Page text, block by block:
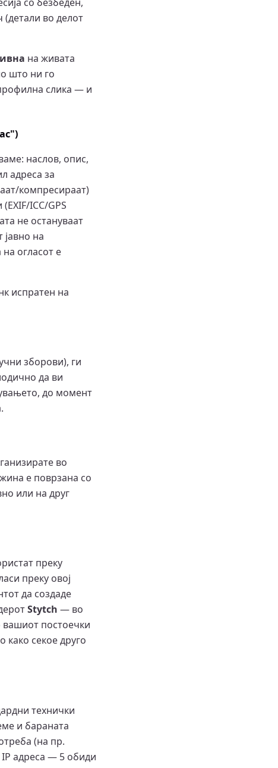
(детали во делот
на живата
што ни го
слика — и
наслов, опис,
адреса за
компресираат)
ICC/GPS
не остануваат
на
на огласот е
испратен на
зборови), ги
да ви
до момент
во
е поврзана со
или на друг
преку
преку овој
да создаде
Stytch — во
вашиот постоечки
како секое друго
технички
и бараната
(на пр.
IP адреса — 5 обиди